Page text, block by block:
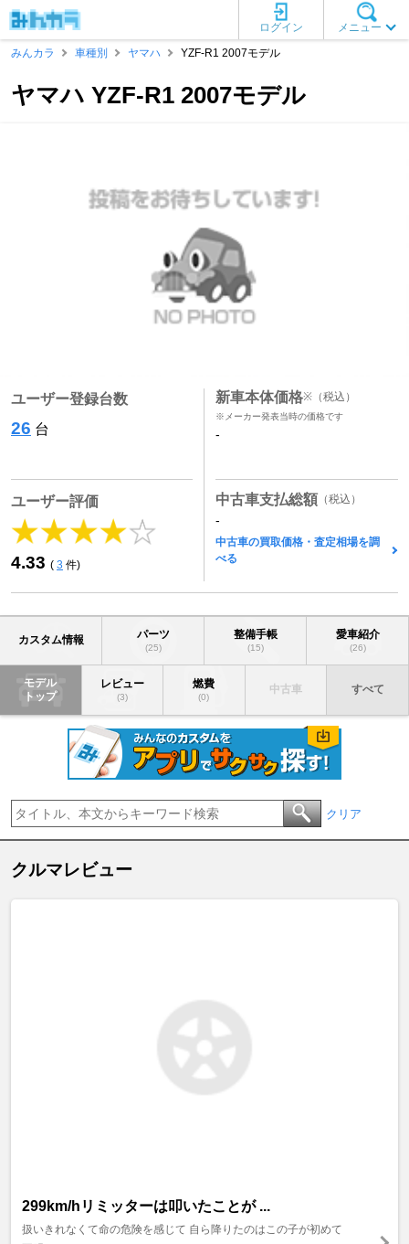
メニュー
ログイン
みんカラ
車種別 ヤマハ YZF-R1 2007モデル
ヤマハ YZF-R1 2007モデル
ユーザー登録台数
26 台
ユーザー評価
4.33 ( 3 件)
新車本体価格※ （税込）
※メーカー発表当時の価格です
-
中古車支払総額 （税込）
-
中古車の買取価格・査定相場を調
べる
カスタム情報 パーツ
(25)
整備手帳
(15)
愛車紹介
(26)
モデル
トップ
レビュー
(3)
燃費
(0)
中古車 すべて
クリア
クルマレビュー
299km/hリミッターは叩いたことが ...
扱いきれなくて命の危険を感じて 自ら降りたのはこの子が初めて